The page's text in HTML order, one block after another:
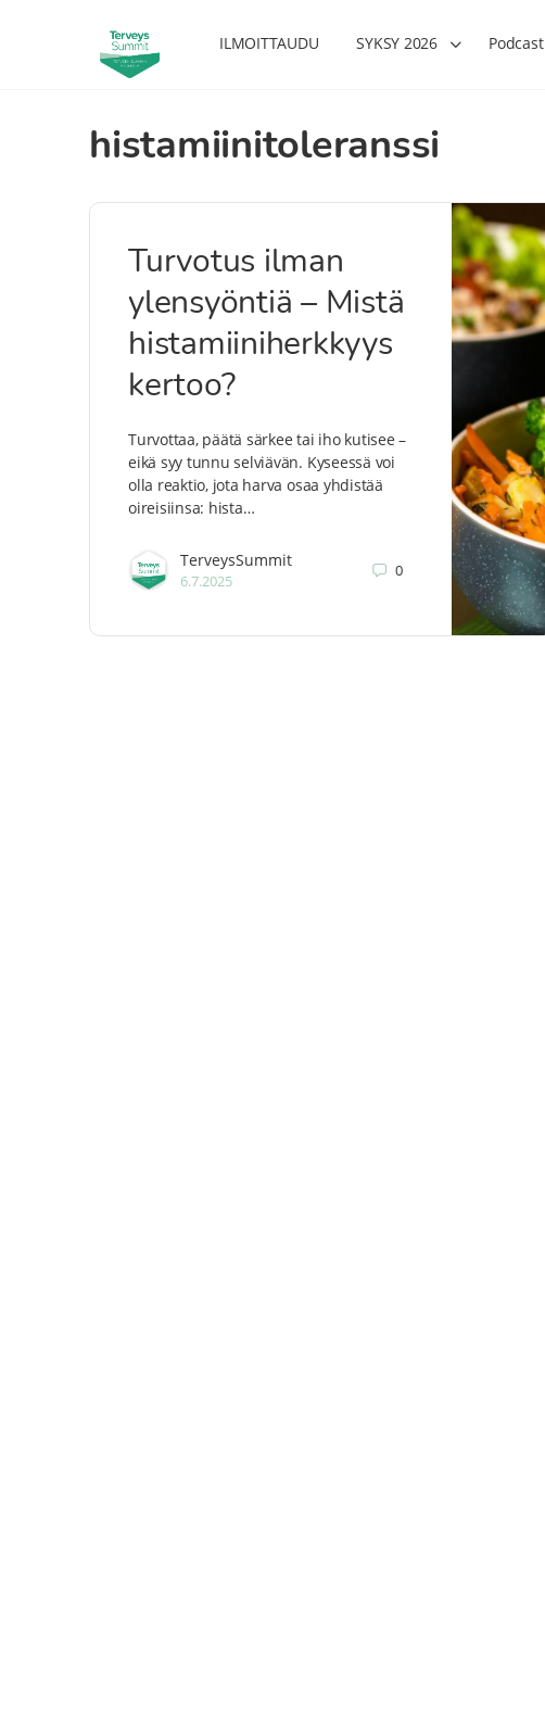
ILMOITTAUDU SYKSY 2026 Podcast
histamiinitoleranssi
Turvotus ilman
ylensyöntiä – Mistä
histamiiniherkkyys
kertoo?
Turvottaa, päätä särkee tai iho kutisee –
eikä syy tunnu selviävän. Kyseessä voi
olla reaktio, jota harva osaa yhdistää
oireisiinsa: hista…
TerveysSummit
6.7.2025
0